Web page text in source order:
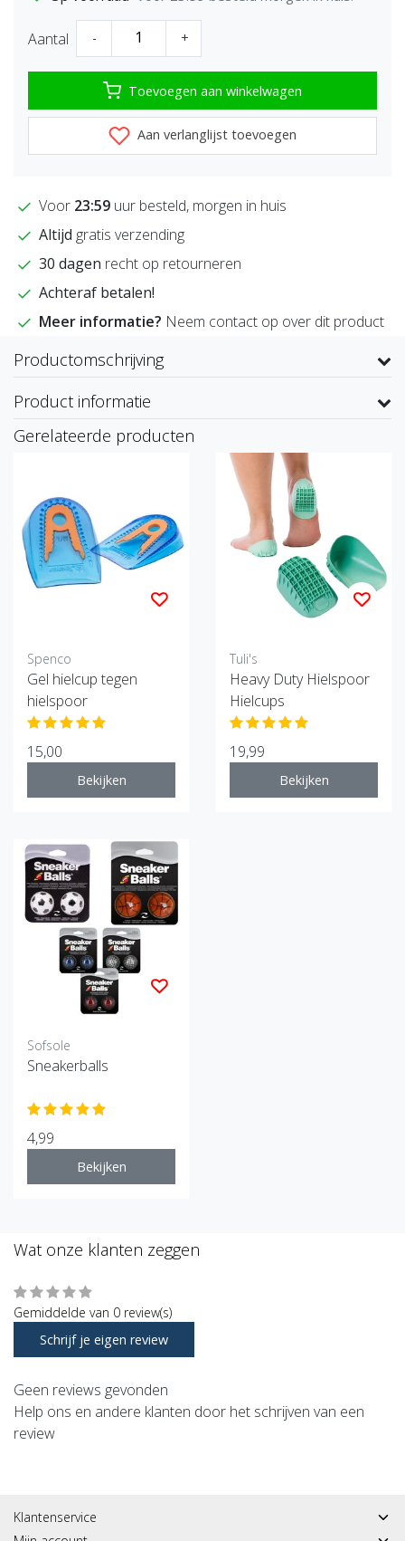
Aantal - +
Toevoegen aan winkelwagen
Aan verlanglijst toevoegen
Voor 23:59 uur besteld, morgen in huis
Altijd gratis verzending
30 dagen recht op retourneren
Achteraf betalen!
Meer informatie? Neem contact op over dit product
Productomschrijving
Product informatie
Gerelateerde producten
Spenco
Gel hielcup tegen
hielspoor
15,00
Bekijken
Tuli's
Heavy Duty Hielspoor
Hielcups
19,99
Bekijken
Sofsole
Sneakerballs
4,99
Bekijken
Wat onze klanten zeggen
Gemiddelde van 0 review(s)
Schrijf je eigen review
Geen reviews gevonden
Help ons en andere klanten door het schrijven van een
review
Klantenservice